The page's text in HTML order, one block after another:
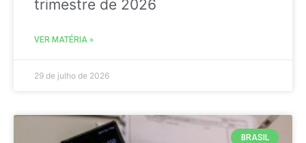
trimestre de 2026
VER MATÉRIA »
29 de julho de 2026
BRASIL